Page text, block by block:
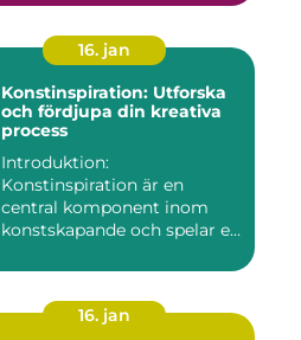
16. jan
Konstinspiration: Utforska
och fördjupa din kreativa
process
Introduktion:
Konstinspiration är en
central komponent inom
konstskapande och spelar en
16. jan